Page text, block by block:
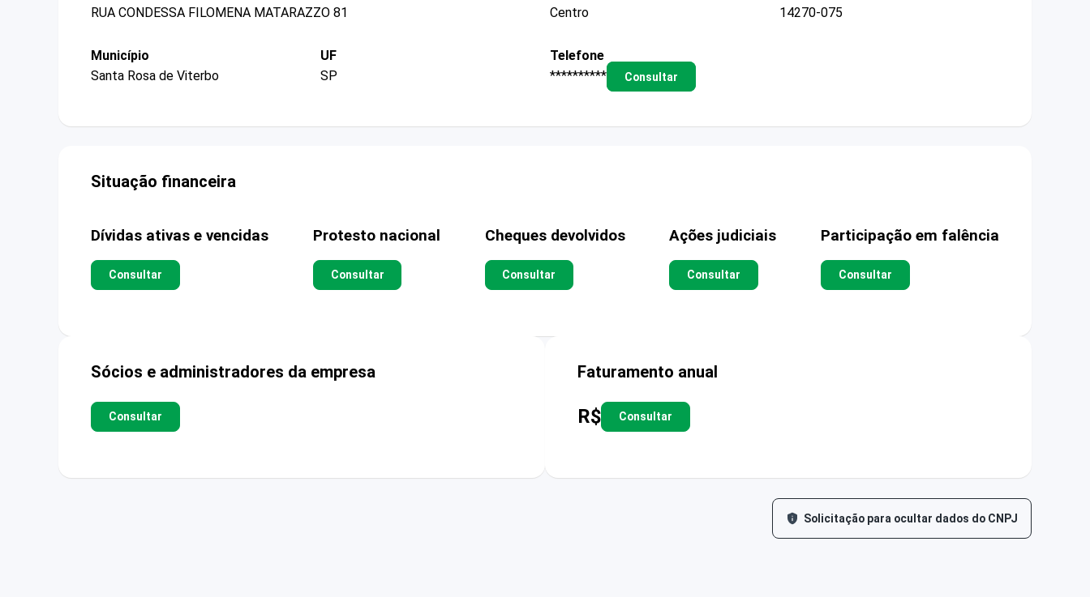
RUA CONDESSA FILOMENA MATARAZZO 81
Centro
14270-075
Município
Santa Rosa de Viterbo
UF
SP
Telefone
**********
Consultar
Situação financeira
Dívidas ativas e vencidas
Consultar
Protesto nacional
Consultar
Cheques devolvidos
Consultar
Ações judiciais
Consultar
Participação em falência
Consultar
Sócios e administradores da empresa
Consultar
Faturamento anual
R$ Consultar
Solicitação para ocultar dados do CNPJ